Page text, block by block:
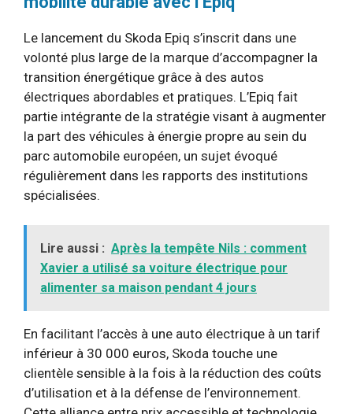
Le lancement du Skoda Epiq s’inscrit dans une
volonté plus large de la marque d’accompagner la
transition énergétique grâce à des autos
électriques abordables et pratiques. L’Epiq fait
partie intégrante de la stratégie visant à augmenter
la part des véhicules à énergie propre au sein du
parc automobile européen, un sujet évoqué
régulièrement dans les rapports des institutions
spécialisées.
Lire aussi : Après la tempête Nils : comment
Xavier a utilisé sa voiture électrique pour
alimenter sa maison pendant 4 jours
En facilitant l’accès à une auto électrique à un tarif
inférieur à 30 000 euros, Skoda touche une
clientèle sensible à la fois à la réduction des coûts
d’utilisation et à la défense de l’environnement.